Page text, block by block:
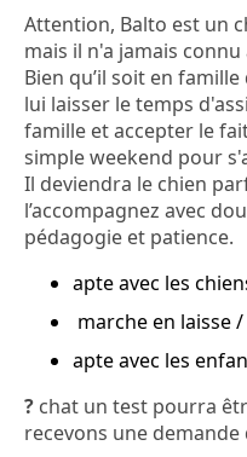
Attention, Balto est un
mais il n'a jamais
Bien qu’il soit en
lui laisser le temps
famille et accepter le
simple weekend pour
Il deviendra le chien
l’accompagnez avec
pédagogie et patience.
apte avec les
marche en laisse
apte avec les
? chat un test pourra
recevons une